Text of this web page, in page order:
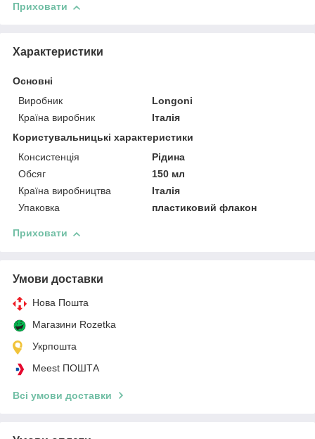
Приховати
Характеристики
Основні
Виробник
Longoni
Країна виробник
Італія
Користувальницькі характеристики
Консистенція
Рідина
Обсяг
150 мл
Країна виробництва
Італія
Упаковка
пластиковий флакон
Приховати
Умови доставки
Нова Пошта
Магазини Rozetka
Укрпошта
Meest ПОШТА
Всі умови доставки